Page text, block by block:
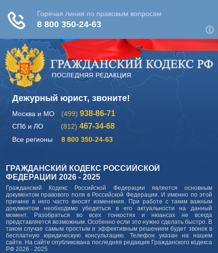
Дежурный юрист, звоните!
Москва и МО (499) 938-86-71
СПб и ЛО (812) 467-34-68
Все регионы 8 800 350-24-63
ГРАЖДАНСКИЙ КОДЕКС РОССИЙСКОЙ
ФЕДЕРАЦИИ 2026 - 2025
Гражданский Кодекс Российской Федерации является основным
документом правового поля в Российской Федерации. И именно по этой
причине в него часто вносят изменения. При работе с таким важным
документом необходимо убедиться в его актуальности на данный
момент. Разобраться во всех тонкостях и нюансах не всегда
представляется возможным. Особенно если это нужно сделать быстро. В
таком случае самым простым и эффективным решением будет звонок в
бесплатную юридическую консультацию. Телефон указан на нашем
сайте. На сайте опубликована последняя редакция Гражданского кодекса
РФ 2026 - 2025